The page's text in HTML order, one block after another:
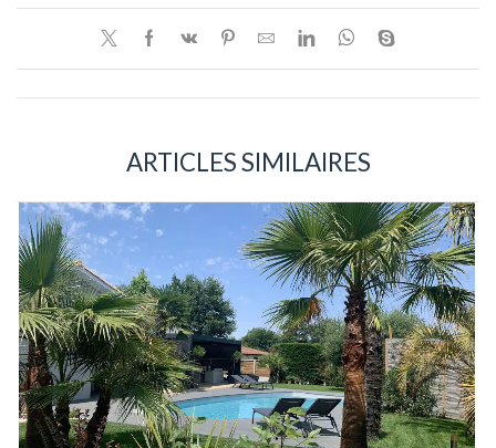
ARTICLES SIMILAIRES